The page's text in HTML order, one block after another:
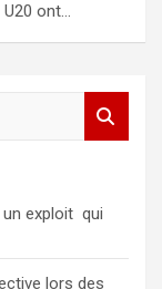
ont…
un exploit qui
lors des